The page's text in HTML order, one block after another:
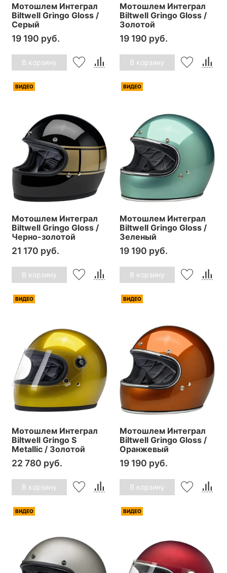
Мотошлем Интеграл
Biltwell Gringo Gloss /
Серый
19 190 руб.
В корзину
Мотошлем Интеграл
Biltwell Gringo Gloss /
Золотой
19 190 руб.
В корзину
ВИДЕО
Мотошлем Интеграл
Biltwell Gringo Gloss /
Черно-золотой
21 170 руб.
В корзину
ВИДЕО
Мотошлем Интеграл
Biltwell Gringo Gloss /
Зеленый
19 190 руб.
В корзину
ВИДЕО
Мотошлем Интеграл
Biltwell Gringo S
Metallic / Золотой
22 780 руб.
В корзину
ВИДЕО
Мотошлем Интеграл
Biltwell Gringo Gloss /
Оранжевый
19 190 руб.
В корзину
ВИДЕО ВИДЕО